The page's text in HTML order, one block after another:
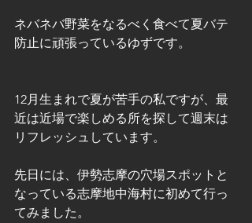
ネバネバ野菜をなるべく食べて夏バテ
防止に頑張っているゆずです。
12月生まれで夏が苦手の私ですが、最
近は近場で楽しめる所を探して週末は
リフレッシュしています。
先日には、伊勢志摩の穴場スポットと
なっている志摩地中海村に初めて行っ
てみました。